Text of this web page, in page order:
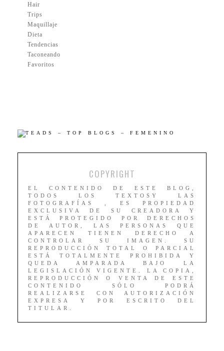
Hair
Trips
Maquillaje
Dieta
Tendencias
Taconeando
Favoritos
COPYRIGHT
EL CONTENIDO DE ESTE BLOG,
TODOS LOS TEXTOSY LAS
FOTOGRAFÍAS , ES PROPIEDAD
EXCLUSIVA DE SU CREADORA Y
ESTÁ PROTEGIDO POR DERECHOS
DE AUTOR, LAS PERSONAS QUE
APARECEN TIENEN DERECHO A
CONTROLAR SU IMAGEN. SU
REPRODUCCIÓN TOTAL O PARCIAL
ESTÁ TOTALMENTE PROHIBIDA Y
QUEDA AMPARADA BAJO LA
LEGISLACIÓN VIGENTE. LA COPIA,
REPRODUCCIÓN O VENTA DE ESTE
CONTENIDO SÓLO PODRÁ
REALIZARSE CON AUTORIZACIÓN
EXPRESA Y POR ESCRITO DEL
TITULAR.